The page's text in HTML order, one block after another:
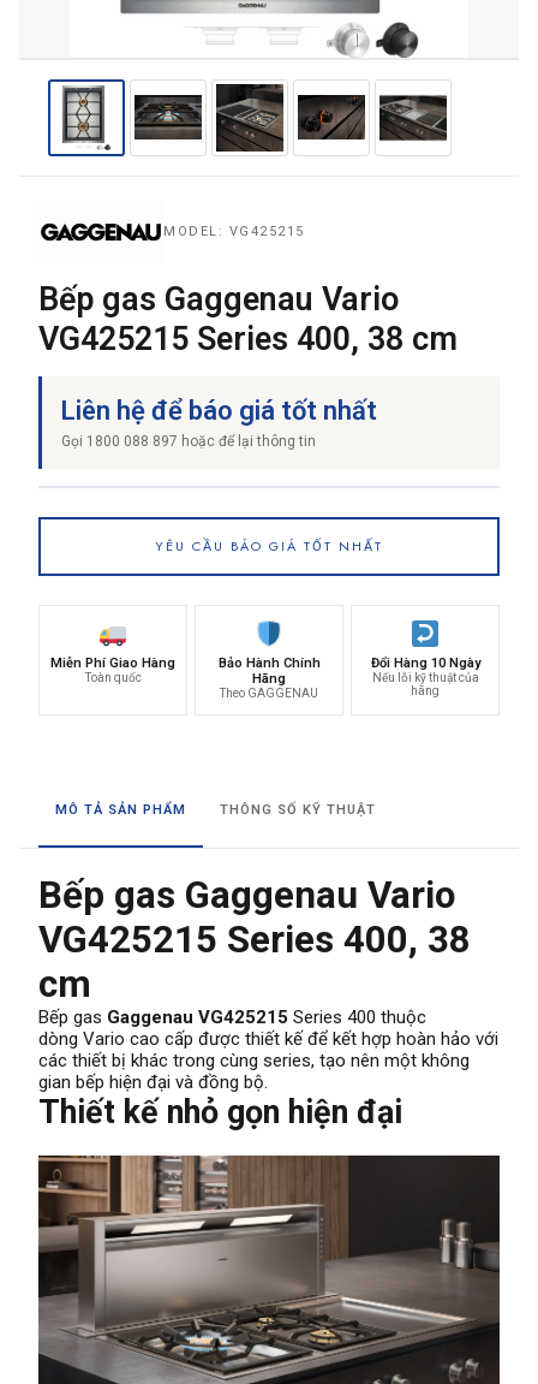
THƯƠNG HIỆU
→ GỬI YÊU CẦU BÁO GIÁ
MODEL: VG425215
Bếp gas Gaggenau Vario
VG425215 Series 400, 38 cm
Liên hệ để báo giá tốt nhất
Gọi 1800 088 897 hoặc để lại thông tin
YÊU CẦU BÁO GIÁ TỐT NHẤT
Miễn Phí Giao Hàng
Toàn quốc
Bảo Hành Chính
Hãng
Theo GAGGENAU
Đổi Hàng 10 Ngày
Nếu lỗi kỹ thuật của
hãng
MÔ TẢ SẢN PHẨM THÔNG SỐ KỸ THUẬT
Bếp gas Gaggenau Vario
VG425215 Series 400, 38
cm
Bếp gas Gaggenau VG425215 Series 400 thuộc
dòng Vario cao cấp được thiết kế để kết hợp hoàn hảo với
các thiết bị khác trong cùng series, tạo nên một không
gian bếp hiện đại và đồng bộ.
Thiết kế nhỏ gọn hiện đại